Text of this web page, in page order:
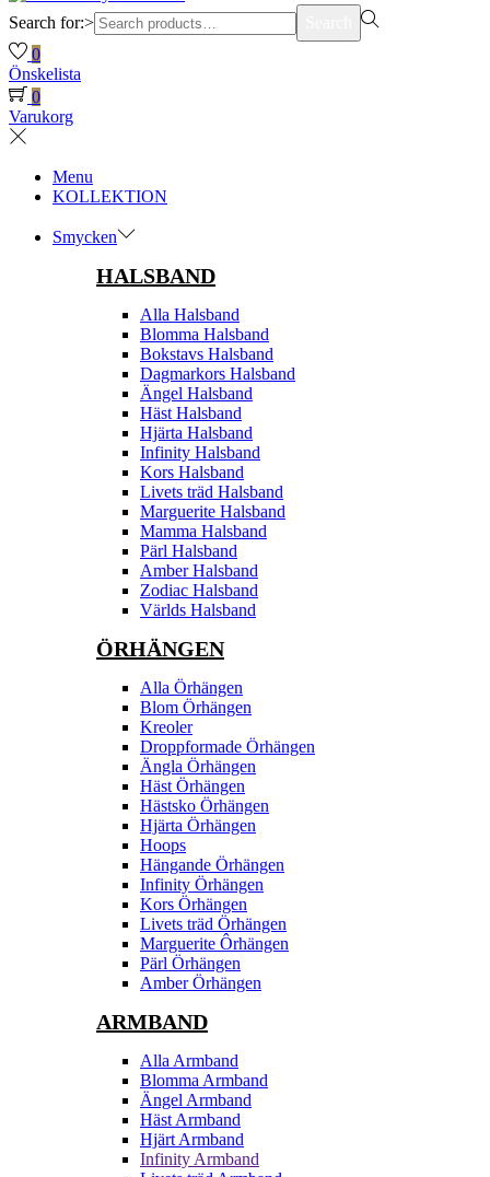
Search for:>
0
Önskelista
0
Varukorg
Menu
KOLLEKTION
Smycken
HALSBAND
Alla Halsband
Blomma Halsband
Bokstavs Halsband
Dagmarkors Halsband
Ängel Halsband
Häst Halsband
Hjärta Halsband
Infinity Halsband
Kors Halsband
Livets träd Halsband
Marguerite Halsband
Mamma Halsband
Pärl Halsband
Amber Halsband
Zodiac Halsband
Världs Halsband
ÖRHÄNGEN
Alla Örhängen
Blom Örhängen
Kreoler
Droppformade Örhängen
Ängla Örhängen
Häst Örhängen
Hästsko Örhängen
Hjärta Örhängen
Hoops
Hängande Örhängen
Infinity Örhängen
Kors Örhängen
Livets träd Örhängen
Marguerite Ôrhängen
Pärl Örhängen
Amber Örhängen
ARMBAND
Alla Armband
Blomma Armband
Ängel Armband
Häst Armband
Hjärt Armband
Infinity Armband